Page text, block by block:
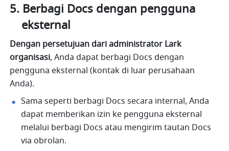
Berbagi Docs dengan pengguna
eksternal
Dengan persetujuan dari administrator Lark
organisasi, Anda dapat berbagi Docs dengan
pengguna eksternal (kontak di luar perusahaan
Anda).
Sama seperti berbagi Docs secara internal, Anda
dapat memberikan izin ke pengguna eksternal
melalui berbagi Docs atau mengirim tautan Docs
via obrolan.